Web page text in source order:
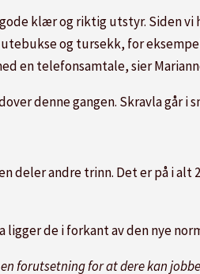
gode klær og riktig utstyr. Siden
utebukse og tursekk, for
en telefonsamtale, sier
denne gangen. Skravla går i
deler andre trinn. Det er på i
ligger de i forkant av den nye
forutsetning for at dere kan